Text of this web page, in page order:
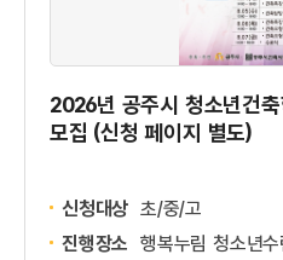
2026년 공주시 청소년건
모집 (신청 페이지 별도)
신청대상 초/중/고
진행장소 행복누림 청소년수